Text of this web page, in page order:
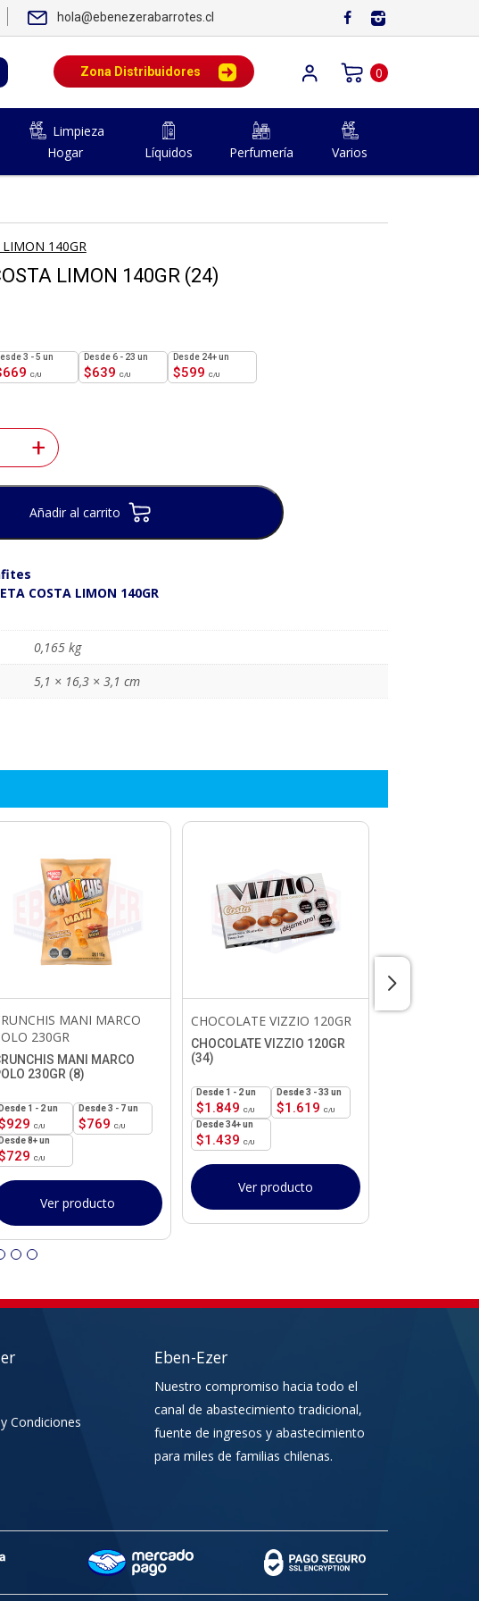
hola@ebenezerabarrotes.cl
Zona Distribuidores 0
Limpieza
Hogar
Líquidos Perfumería Varios
LIMON 140GR
LIMON 140GR (24)
669
3 - 5 un
$639
6 - 23 un
$599
24+ un
+
Añadir al carrito
COSTA LIMON 140GR
0,165 kg
5,1 × 16,3 × 3,1 cm
MANI MARCO
230GR
MANI MARCO
230GR (8)
929
1 - 2un
$769
3 - 7 un
729
8+ un
Ver producto
CHOCOLATE VIZZIO 120GR
CHOCOLATE VIZZIO 120GR
(34)
$1.849
1 - 2un
$1.619
3 - 33 un
$1.439
34+ un
Ver producto
Condiciones
Eben-Ezer
Nuestro compromiso hacia todo el
canal de abastecimiento tradicional,
fuente de ingresos y abastecimiento
para miles de familias chilenas.